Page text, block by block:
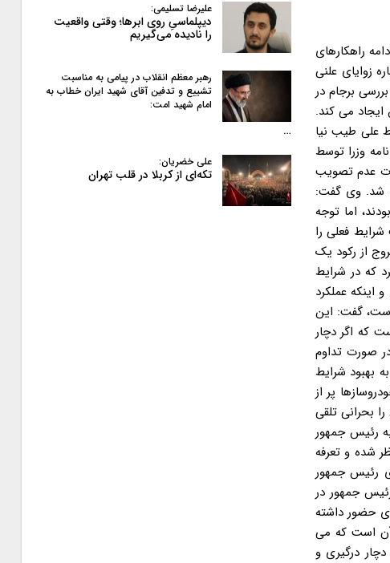
راهکارهای
زوایای علنی
بررسی برجام در
می کند.
بود، علنی می شد، افزود: این نامه ۲۵ روز پیش توسط علی طیب نیا
وزرا توسط
عدم تصویب
شد. وی گفت:
اما توجه
فعلی را
از رکود یک
کرد که در شرایط
عملکرد
پس از توافق ژنو ۳۵ درصد افت داشته است، گفت: این
است که اگر دچار
صورت تداوم
بهبود شرایط
بر آن انبار خودروسازها پر از
بحرانی تلقی
رئیس جمهور
شده و تعرفه
رئیس جمهور
جمهور در
حضور داشته
آن است که می
درگیری و
علیرضا تسلیمی:
دیپلماسیِ روی ابرها؛ وقتی واقعیت
را نادیده می‌گیریم
رهبر معظم انقلاب در پیامی به‌ مناسبت
تشییع و تدفین آقای شهید ایران خطاب به
امام شهید امت:
…
علی خضریان:
تکه‌ای از کربلا در قلب تهران